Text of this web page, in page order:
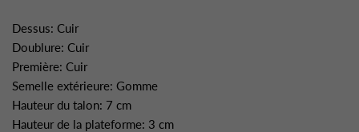
Dessus: Cuir
Doublure: Cuir
Première: Cuir
Semelle extérieure: Gomme
Hauteur du talon: 7 cm
Hauteur de la plateforme: 3 cm